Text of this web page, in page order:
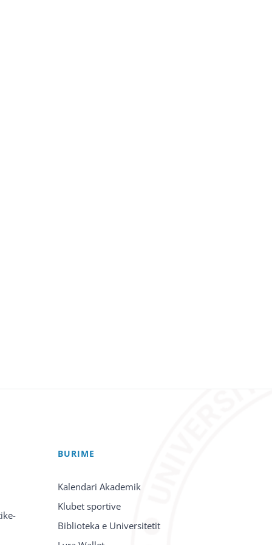
BURIME
Kalendari Akademik
Klubet sportive
Biblioteka e Universitetit